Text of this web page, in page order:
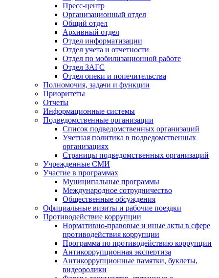
Пресс-центр
Организационный отдел
Общий отдел
Архивный отдел
Отдел информатизации
Отдел учета и отчетности
Отдел по мобилизационной работе
Отдел ЗАГС
Отдел опеки и попечительства
Полномочия, задачи и функции
Приоритеты
Отчеты
Информационные системы
Подведомственные организации
Список подведомственных организаций
Учетная политика в подведомственных
организациях
Страницы подведомственных организаций
Учрежденные СМИ
Участие в программах
Муниципальные программы
Международное сотрудничество
Общественные обсуждения
Официальные визиты и рабочие поездки
Противодействие коррупции
Нормативно-правовые и иные акты в сфере
противодействия коррупции
Программа по противодействию коррупции
Антикоррупционная экспертиза
Антикоррупционные памятки, буклеты,
видеоролики